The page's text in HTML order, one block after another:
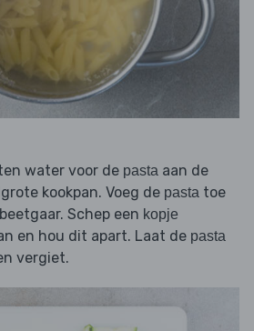
water voor de pasta aan de
kookpan. Voeg de pasta toe
Schep een kopje
en hou dit apart. Laat de pasta
vergiet.